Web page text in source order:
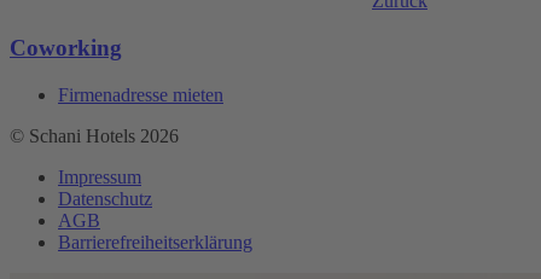
Coworking
Firmenadresse mieten
© Schani Hotels 2026
Impressum
Datenschutz
AGB
Barrierefreiheitserklärung